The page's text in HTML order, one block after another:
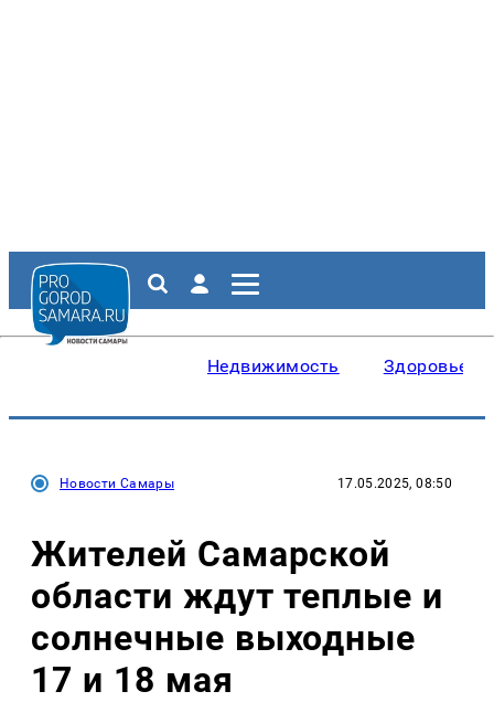
Недвижимость Здоровье
Новости Самары 17.05.2025, 08:50
Жителей Самарской
области ждут теплые и
солнечные выходные
17 и 18 мая